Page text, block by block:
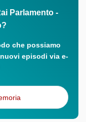
Parlamento -
che possiamo
episodi via e-